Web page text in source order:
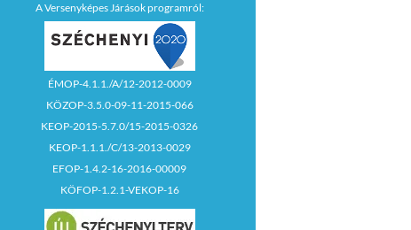
A Versenyképes Járások programról:
ÉMOP-4.1.1./A/12-2012-0009
KÖZOP-3.5.0-09-11-2015-066
KEOP-2015-5.7.0/15-2015-0326
KEOP-1.1.1./C/13-2013-0029
EFOP-1.4.2-16-2016-00009
KÖFOP-1.2.1-VEKOP-16